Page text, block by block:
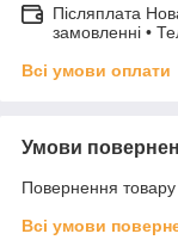
Післяплата
замовленні •
Всі умови оплати
Умови
Повернення
Всі умови